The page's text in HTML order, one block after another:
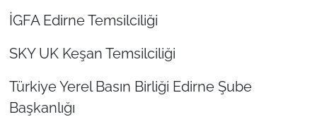
İGFA Edirne Temsilciliği
SKY UK Keşan Temsilciliği
Türkiye Yerel Basın Birliği Edirne Şube
Başkanlığı